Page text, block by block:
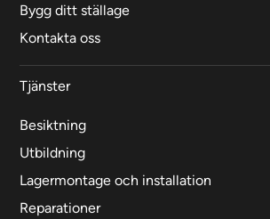
Bygg ditt ställage
Kontakta oss
Tjänster
Besiktning
Utbildning
Lagermontage och installation
Reparationer